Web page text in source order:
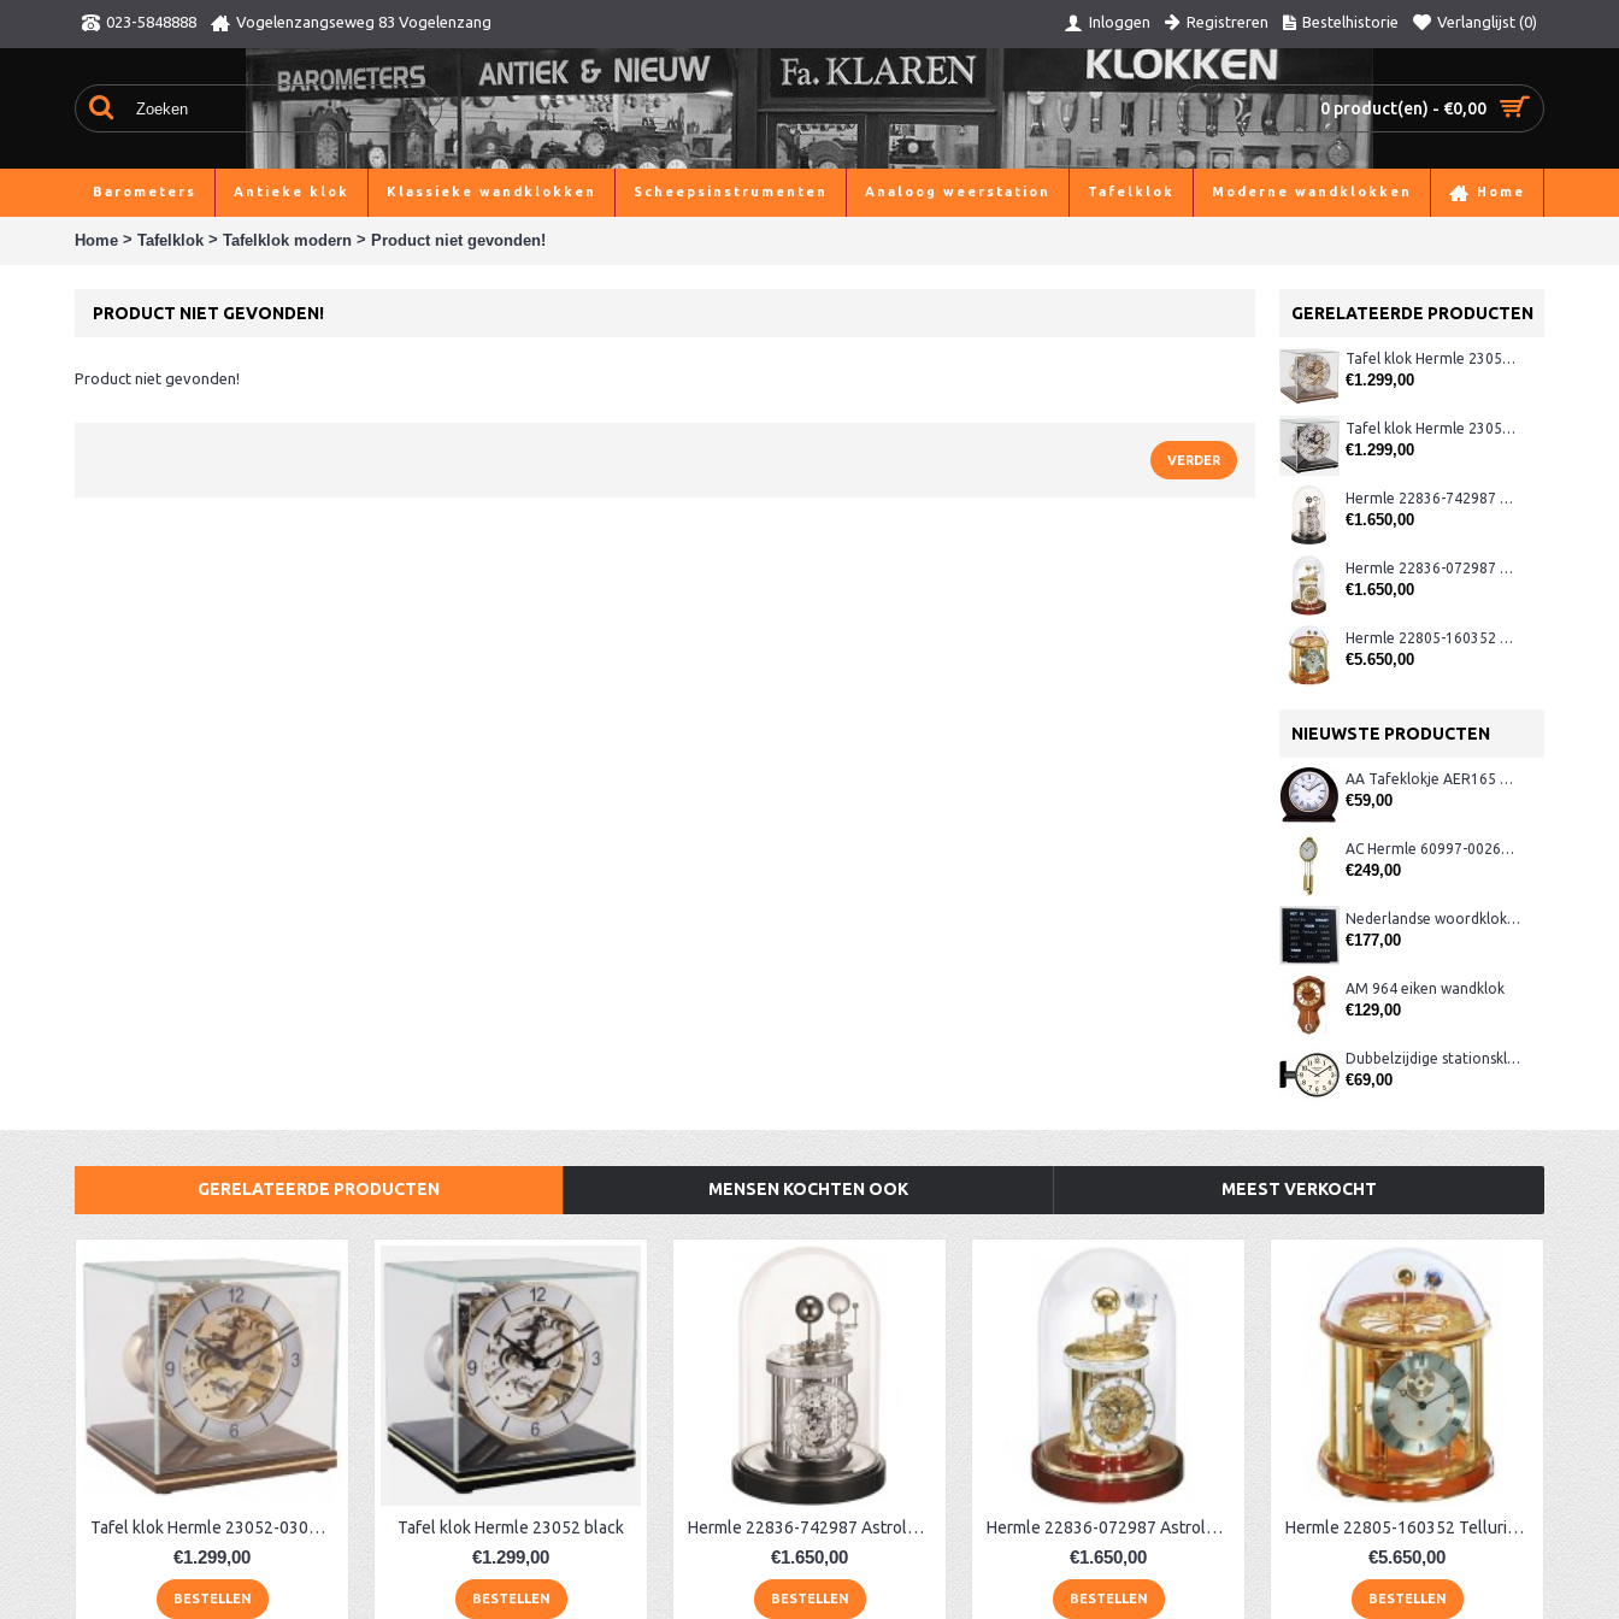
023-5848888 Vogelenzangseweg 83 Vogelenzang Inloggen Registreren Bestelhistorie Verlanglijst (0)
0 product(en) - €0,00
Barometers Antieke klok Klassieke wandklokken Scheepsinstrumenten Analoog weerstation Tafelklok Moderne wandklokken Home
Home > Tafelklok > Tafelklok modern > Product niet gevonden!
GERELATEERDE PRODUCTEN
Tafel klok Hermle 23052-03040 noten
€1.299,00
Tafel klok Hermle 23052 black
€1.299,00
Hermle 22836-742987 Astrolabium klok
€1.650,00
Hermle 22836-072987 Astrolabium klok
€1.650,00
Hermle 22805-160352 Tellurium klok
€5.650,00
NIEUWSTE PRODUCTEN
AA Tafeklokje AER165 noten
€59,00
AC Hermle 60997-00261 wandklok
€249,00
Nederlandse woordklok zwart AMS 1265
€177,00
AM 964 eiken wandklok
€129,00
Dubbelzijdige stationsklok metaal 1879
€69,00
PRODUCT NIET GEVONDEN!
Product niet gevonden!
VERDER
GERELATEERDE PRODUCTEN MENSEN KOCHTEN OOK MEEST VERKOCHT
Tafel klok Hermle 23052-03040 noten
€1.299,00
BESTELLEN
Tafel klok Hermle 23052 black
€1.299,00
BESTELLEN
Hermle 22836-742987 Astrolabium klok
€1.650,00
BESTELLEN
Hermle 22836-072987 Astrolabium klok
€1.650,00
BESTELLEN
Hermle 22805-160352 Tellurium klok
€5.650,00
BESTELLEN